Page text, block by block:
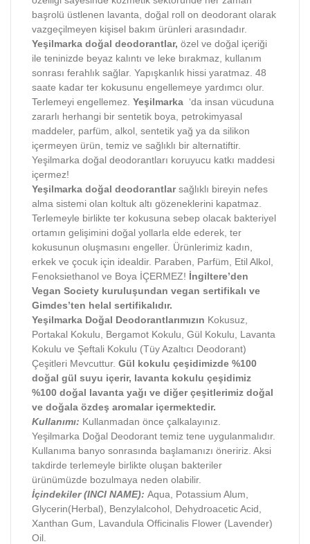
başrolü üstlenen lavanta, doğal roll on deodorant olarak
vazgeçilmeyen kişisel bakım ürünleri arasındadır.
Yeşilmarka doğal deodorantlar, özel ve doğal içeriği
ile teninizde beyaz kalıntı ve leke bırakmaz, kullanım
sonrası ferahlık sağlar. Yapışkanlık hissi yaratmaz. 48
saate kadar ter kokusunu engellemeye yardımcı olur.
Terlemeyi engellemez. Yeşilmarka ‘da insan vücuduna
zararlı herhangi bir sentetik boya, petrokimyasal
maddeler, parfüm, alkol, sentetik yağ ya da silikon
içermeyen ürün, temiz ve sağlıklı bir alternatiftir.
Yeşilmarka doğal deodorantları koruyucu katkı maddesi
içermez!
Yeşilmarka doğal deodorantlarsağlıklı bireyin nefes
alma sistemi olan koltuk altı gözeneklerini kapatmaz.
Terlemeyle birlikte ter kokusuna sebep olacak bakteriyel
ortamın gelişimini doğal yollarla elde ederek, ter
kokusunun oluşmasını engeller. Ürünlerimiz kadın,
erkek ve çocuk için idealdir. Paraben, Parfüm, Etil Alkol,
Fenoksiethanol ve Boya İÇERMEZ! İngiltere’den
Vegan Society kuruluşundan vegan sertifikalı ve
Gimdes’ten helal sertifikalıdır.
Yeşilmarka Doğal Deodorantlarımızın Kokusuz,
Portakal Kokulu, Bergamot Kokulu, Gül Kokulu, Lavanta
Kokulu ve Şeftali Kokulu (Tüy Azaltıcı Deodorant)
Çeşitleri Mevcuttur. Gül kokulu çeşidimizde %100
doğal gül suyu içerir, lavanta kokulu çeşidimiz
%100 doğal lavanta yağı ve diğer çeşitlerimiz doğal
ve doğala özdeş aromalar içermektedir.
Kullanımı: Kullanmadan önce çalkalayınız.
Yeşilmarka Doğal Deodorant temiz tene uygulanmalıdır.
Kullanıma banyo sonrasında başlamanızı öneririz. Aksi
takdirde terlemeyle birlikte oluşan bakteriler
ürünümüzde bozulmaya neden olabilir.
İçindekiler (INCI NAME): Aqua, Potassium Alum,
Glycerin(Herbal), Benzylalcohol, Dehydroacetic Acid,
Xanthan Gum, Lavandula Officinalis Flower (Lavender)
Oil.